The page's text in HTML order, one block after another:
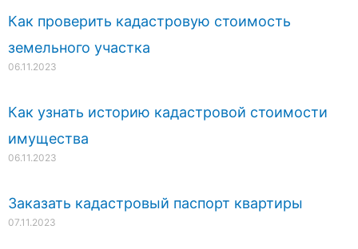
Как проверить кадастровую стоимость
земельного участка
06.11.2023
Как узнать историю кадастровой стоимости
имущества
06.11.2023
Заказать кадастровый паспорт квартиры
07.11.2023